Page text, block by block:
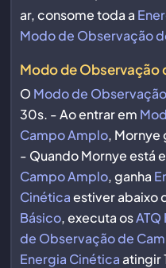
ar, consome toda a
Modo de Observação
Modo de Observação
O Modo de
30s. - Ao entrar em
Campo Amplo, Mornye
- Quando Mornye está
Campo Amplo, ganha
Cinéticaestiver abaixo
Básico, executa osATQ
de Observação de
Energia Cinéticaatingir